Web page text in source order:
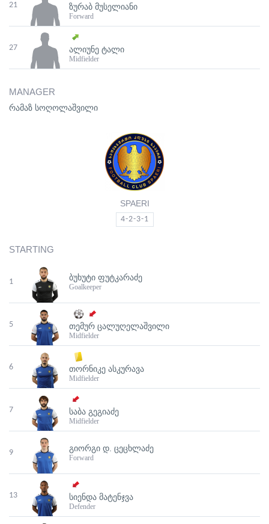
21 ᲖᲣᲠᲐᲑ ᲛᲣᲡᲔᲚᲘᲐᲜᲘ
Forward
27 ᲐᲚᲘᲣᲜᲔ ᲢᲐᲚᲘ
Midfielder
MANAGER
რამაზ სოღოლაშვილი
SPAERI
4-2-3-1
STARTING
1 ᲑᲣᲮᲣᲢᲘ ᲤᲣᲢᲙᲐᲠᲐᲫᲔ
Goalkeeper
5 ᲗᲔᲛᲣᲠ ᲪᲐᲚᲣᲦᲔᲚᲐᲨᲕᲘᲚᲘ
Midfielder
6 ᲗᲝᲠᲜᲘᲙᲔ ᲐᲡᲙᲣᲠᲐᲕᲐ
Midfielder
7 ᲡᲐᲑᲐ ᲒᲔᲒᲘᲐᲫᲔ
Midfielder
9 ᲒᲘᲝᲠᲒᲘ Დ. ᲪᲔᲪᲮᲚᲐᲫᲔ
Forward
13 ᲡᲘᲔᲜᲓᲐ ᲛᲐᲢᲔᲜᲯᲕᲐ
Defender